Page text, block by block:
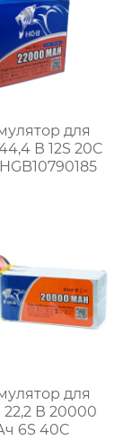
для
В 12S 20C
для
22,2 В 20000
6S 40C